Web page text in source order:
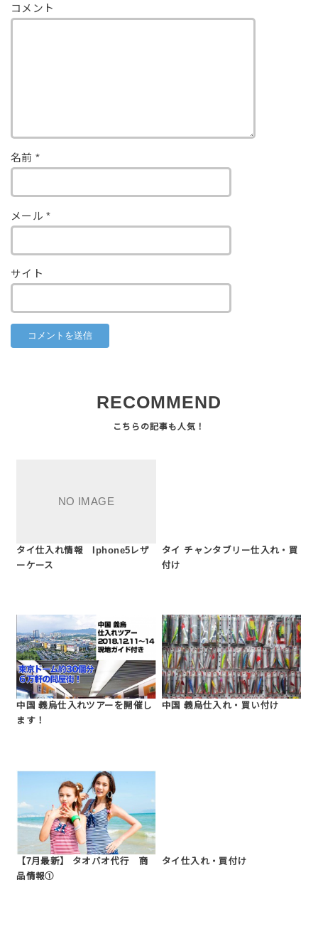
コメント
名前 *
メール*
サイト
RECOMMEND
タイ仕入れ情報 Iphone5レザ
ーケース
タイ チャンタブリー仕入れ・買
付け
中国 義烏仕入れツアーを開催し
ます！
中国 義烏仕入れ・買い付け
【7月最新】 タオバオ代行 商
品情報①
タイ仕入れ・買付け